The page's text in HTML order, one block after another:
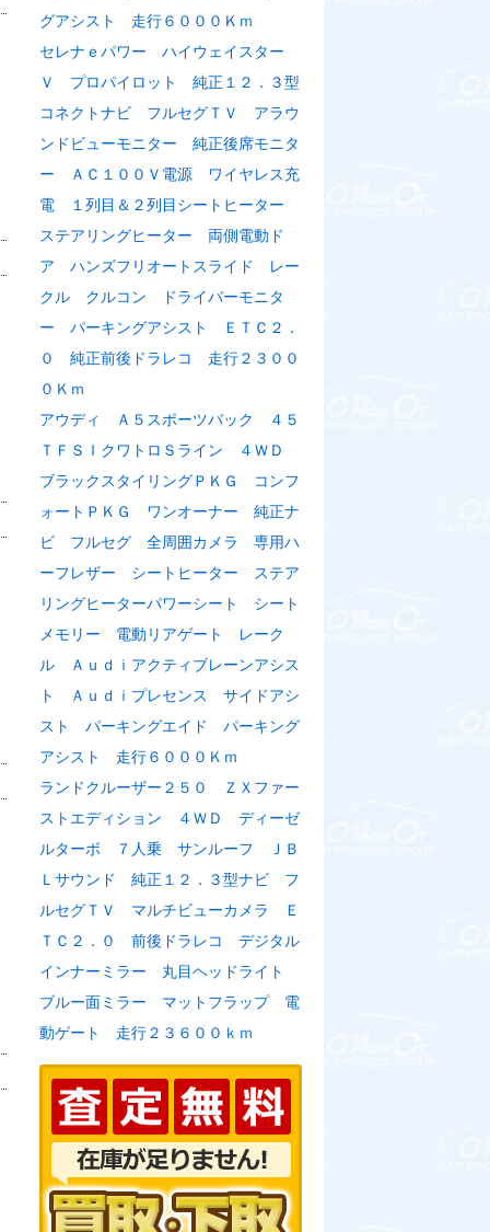
グアシスト 走行６０００Ｋｍ
セレナｅパワー ハイウェイスター
Ｖ プロパイロット 純正１２．３型
コネクトナビ フルセグＴＶ アラウ
ンドビューモニター 純正後席モニタ
ー ＡＣ１００Ｖ電源 ワイヤレス充
電 １列目＆２列目シートヒーター
ステアリングヒーター 両側電動ド
ア ハンズフリオートスライド レー
クル クルコン ドライバーモニタ
ー パーキングアシスト ＥＴＣ２．
０ 純正前後ドラレコ 走行２３００
０Ｋｍ
アウディ Ａ５スポーツバック ４５
ＴＦＳＩクワトロＳライン ４ＷＤ
ブラックスタイリングＰＫＧ コンフ
ォートＰＫＧ ワンオーナー 純正ナ
ビ フルセグ 全周囲カメラ 専用ハ
ーフレザー シートヒーター ステア
リングヒーターパワーシート シート
メモリー 電動リアゲート レーク
ル Ａｕｄｉアクティブレーンアシス
ト Ａｕｄｉプレセンス サイドアシ
スト パーキングエイド パーキング
アシスト 走行６０００Ｋｍ
ランドクルーザー２５０ ＺＸファー
ストエディション ４ＷＤ ディーゼ
ルターボ ７人乗 サンルーフ ＪＢ
Ｌサウンド 純正１２．３型ナビ フ
ルセグＴＶ マルチビューカメラ Ｅ
ＴＣ２．０ 前後ドラレコ デジタル
インナーミラー 丸目ヘッドライト
ブルー面ミラー マットフラップ 電
動ゲート 走行２３６００ｋｍ